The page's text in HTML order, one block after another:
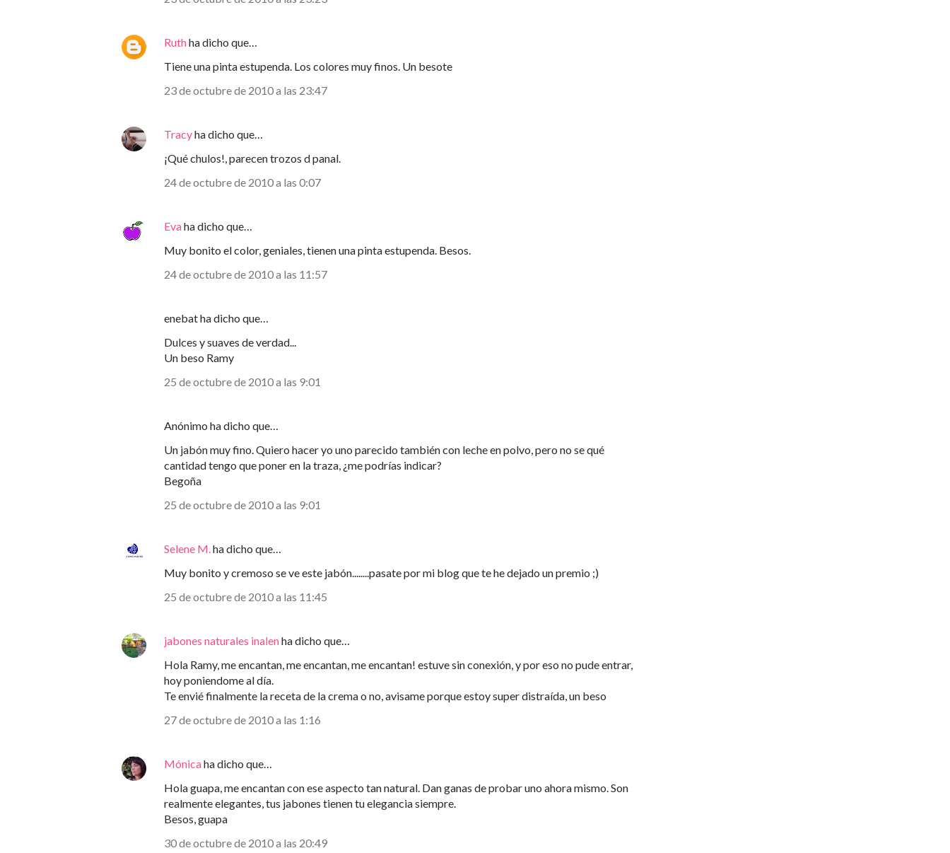
Ruthha dicho que…
Tiene una pinta estupenda. Los colores muy finos. Un besote
23 de octubre de 2010 a las 23:47
Tracyha dicho que…
¡Qué chulos!, parecen trozos d panal.
24 de octubre de 2010 a las 0:07
Evaha dicho que…
Muy bonito el color, geniales, tienen una pinta estupenda. Besos.
24 de octubre de 2010 a las 11:57
enebat ha dicho que…
Dulces y suaves de verdad...
Un beso Ramy
25 de octubre de 2010 a las 9:01
Anónimo ha dicho que…
Un jabón muy fino. Quiero hacer yo uno parecido también con leche en polvo, pero no se qué
cantidad tengo que poner en la traza, ¿me podrías indicar?
Begoña
25 de octubre de 2010 a las 9:01
Selene M.ha dicho que…
Muy bonito y cremoso se ve este jabón........pasate por mi blog que te he dejado un premio ;)
25 de octubre de 2010 a las 11:45
jabones naturales inalenha dicho que…
Hola Ramy, me encantan, me encantan, me encantan! estuve sin conexión, y por eso no pude entrar,
hoy poniendome al día.
Te envié finalmente la receta de la crema o no, avisame porque estoy super distraída, un beso
27 de octubre de 2010 a las 1:16
Mónicaha dicho que…
Hola guapa, me encantan con ese aspecto tan natural. Dan ganas de probar uno ahora mismo. Son
realmente elegantes, tus jabones tienen tu elegancia siempre.
Besos, guapa
30 de octubre de 2010 a las 20:49